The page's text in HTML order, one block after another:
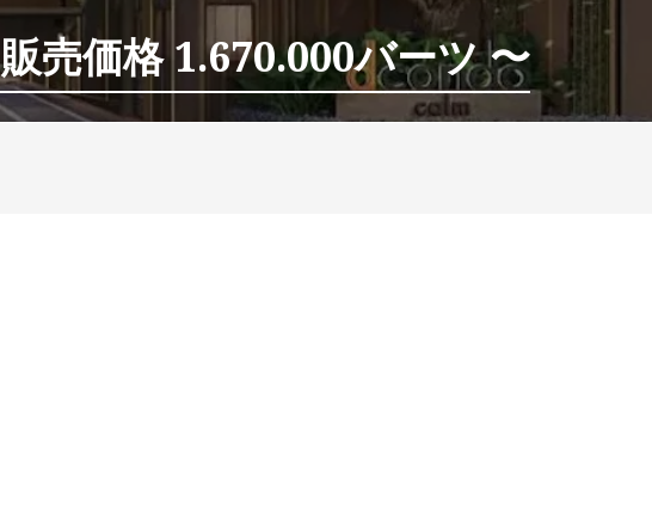
販売価格 1.670.000バーツ 〜